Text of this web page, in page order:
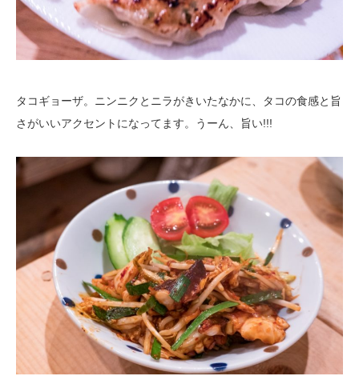
タコギョーザ。ニンニクとニラがきいたなかに、タコの食感と旨
さがいいアクセントになってます。うーん、旨い!!!